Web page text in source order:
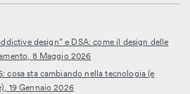
design” e DSA: come il design delle
8 Maggio 2026
cosa sta cambiando nella tecnologia (e
19 Gennaio 2026